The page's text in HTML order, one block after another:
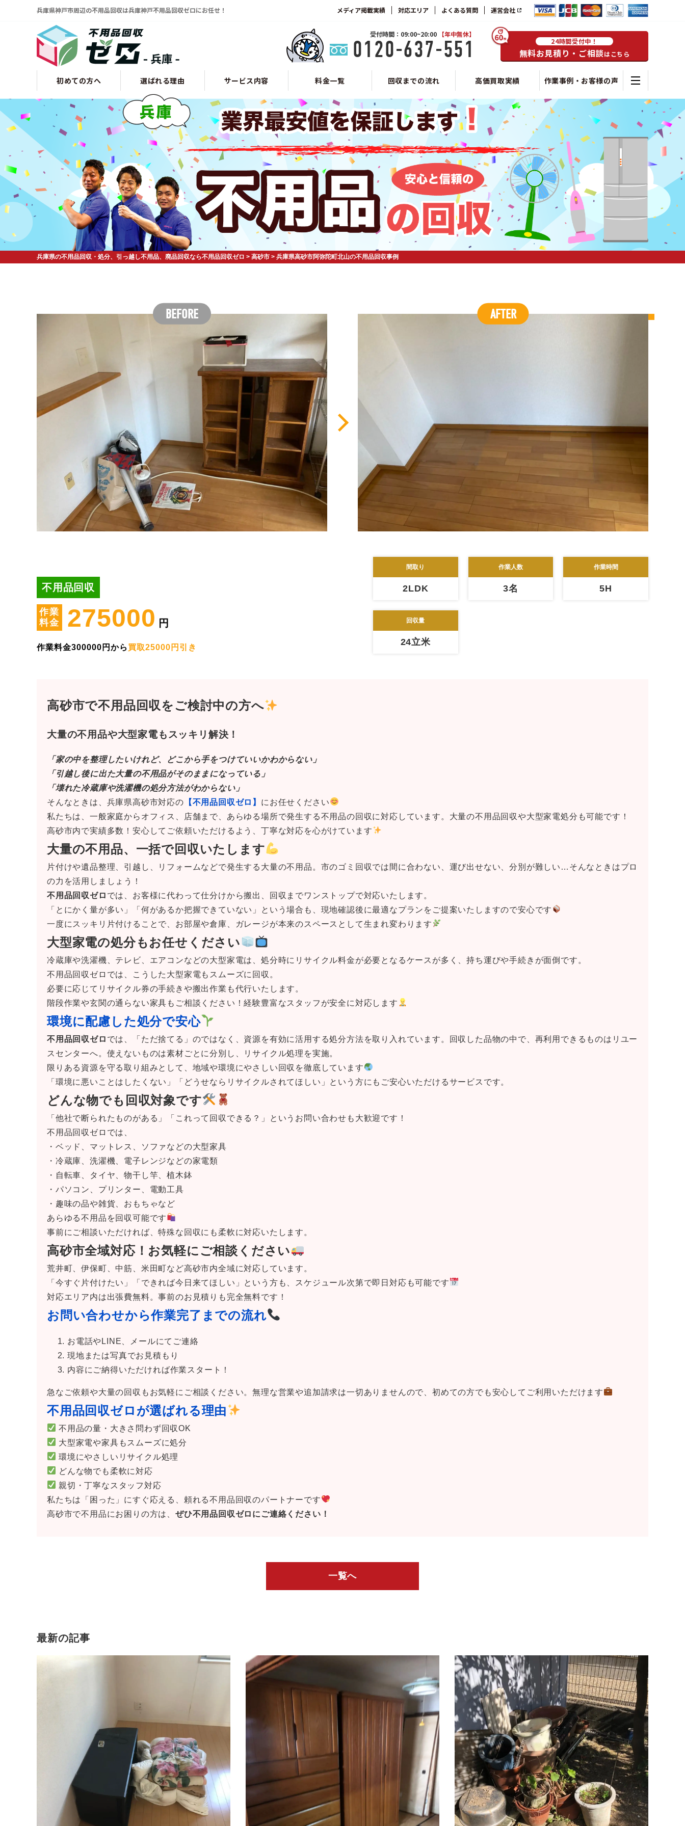
兵庫県神戸市周辺の不用品回収は兵庫神戸不用品回収ゼロにお任せ！ メディア掲載実績 対応エリア よくある質問 運営会社
受付時間：09:00~20:00 【年中無休】
0120-637-551 24時間受付中！
無料お見積り・ご相談はこちら
初めての方へ 選ばれる理由 サービス内容 料金一覧 回収までの流れ 高価買取実績 作業事例・お客様の声
兵庫県の不用品回収・処分、引っ越し不用品、廃品回収なら不用品回収ゼロ > 高砂市 > 兵庫県高砂市阿弥陀町北山の不用品回収事例
不用品回収
作業
料金
275000 円
作業料金300000円から 買取25000円引き
間取り
2LDK
作業人数
3名
作業時間
5H
回収量
24立米
高砂市で不用品回収をご検討中の方へ
大量の不用品や大型家電もスッキリ解決！
「家の中を整理したいけれど、どこから手をつけていいかわからない」
「引越し後に出た大量の不用品がそのままになっている」
「壊れた冷蔵庫や洗濯機の処分方法がわからない」
そんなときは、兵庫県高砂市対応の 【不用品回収ゼロ】 にお任せください
私たちは、一般家庭からオフィス、店舗まで、あらゆる場所で発生する不用品の回収に対応しています。大量の不用品回収や大型家電処分も可能です！
高砂市内で実績多数！安心してご依頼いただけるよう、丁寧な対応を心がけています
大量の不用品、一括で回収いたします
片付けや遺品整理、引越し、リフォームなどで発生する大量の不用品。市のゴミ回収では間に合わない、運び出せない、分別が難しい…そんなときはプロ
の力を活用しましょう！
不用品回収ゼロ では、お客様に代わって仕分けから搬出、回収までワンストップで対応いたします。
「とにかく量が多い」「何があるか把握できていない」という場合も、現地確認後に最適なプランをご提案いたしますので安心です
一度にスッキリ片付けることで、お部屋や倉庫、ガレージが本来のスペースとして生まれ変わります
大型家電の処分もお任せください
冷蔵庫や洗濯機、テレビ、エアコンなどの大型家電は、処分時にリサイクル料金が必要となるケースが多く、持ち運びや手続きが面倒です。
不用品回収ゼロでは、こうした大型家電もスムーズに回収。
必要に応じてリサイクル券の手続きや搬出作業も代行いたします。
階段作業や玄関の通らない家具もご相談ください！経験豊富なスタッフが安全に対応します
環境に配慮した処分で安心
不用品回収ゼロ では、「ただ捨てる」のではなく、資源を有効に活用する処分方法を取り入れています。回収した品物の中で、再利用できるものはリユー
スセンターへ。使えないものは素材ごとに分別し、リサイクル処理を実施。
限りある資源を守る取り組みとして、地域や環境にやさしい回収を徹底しています
「環境に悪いことはしたくない」「どうせならリサイクルされてほしい」という方にもご安心いただけるサービスです。
どんな物でも回収対象です
「他社で断られたものがある」「これって回収できる？」というお問い合わせも大歓迎です！
不用品回収ゼロでは、
・ベッド、マットレス、ソファなどの大型家具
・冷蔵庫、洗濯機、電子レンジなどの家電類
・自転車、タイヤ、物干し竿、植木鉢
・パソコン、プリンター、電動工具
・趣味の品や雑貨、おもちゃなど
あらゆる不用品を回収可能です
事前にご相談いただければ、特殊な回収にも柔軟に対応いたします。
高砂市全域対応！お気軽にご相談ください
荒井町、伊保町、中筋、米田町など高砂市内全域に対応しています。
「今すぐ片付けたい」「できれば今日来てほしい」という方も、スケジュール次第で即日対応も可能です
対応エリア内は出張費無料。事前のお見積りも完全無料です！
お問い合わせから作業完了までの流れ
お電話やLINE、メールにてご連絡
現地または写真でお見積もり
内容にご納得いただければ作業スタート！
急なご依頼や大量の回収もお気軽にご相談ください。無理な営業や追加請求は一切ありませんので、初めての方でも安心してご利用いただけます
不用品回収ゼロが選ばれる理由
不用品の量・大きさ問わず回収OK
大型家電や家具もスムーズに処分
環境にやさしいリサイクル処理
どんな物でも柔軟に対応
親切・丁寧なスタッフ対応
私たちは「困った」にすぐ応える、頼れる不用品回収のパートナーです
高砂市で不用品にお困りの方は、 ぜひ不用品回収ゼロにご連絡ください！
一覧へ
最新の記事